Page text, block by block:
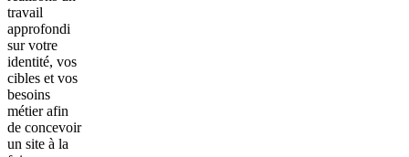
travail
approfondi
sur votre
identité, vos
cibles et vos
besoins
métier afin
de concevoir
un site à la